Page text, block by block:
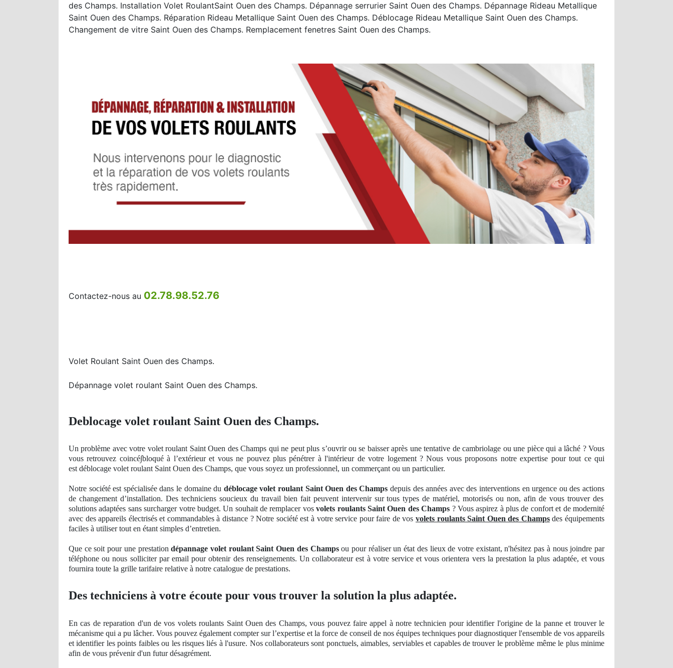
des Champs. Installation Volet RoulantSaint Ouen des Champs. Dépannage serrurier Saint Ouen des Champs. Dépannage Rideau Metallique
Saint Ouen des Champs. Réparation Rideau Metallique Saint Ouen des Champs. Déblocage Rideau Metallique Saint Ouen des Champs.
Changement de vitre Saint Ouen des Champs. Remplacement fenetres Saint Ouen des Champs.
Contactez-nous au 02.78.98.52.76
Volet Roulant Saint Ouen des Champs.
Dépannage volet roulant Saint Ouen des Champs.
Deblocage volet roulant Saint Ouen des Champs.
Unproblème avec votre volet roulant Saint Ouen des Champs qui ne peut plus s’ouvrirou se baisser après une tentative de cambriolage ou une pièce qui a lâché ? Vous
vous retrouvez coincé∫bloqué à l’extérieur et vous ne pouvez plus pénétrer àl'intérieur de votre logement ? Nous vous proposons notreexpertise pour tout ce qui
est déblocage volet roulant Saint Ouen des Champs, que vous soyez un professionnel, un commerçant ou un particulier.
Notre société est spécialisée dans le domaine du déblocage volet roulant Saint Ouen des Champs depuis des années avec des interventions en urgence ou des actions
de changement d’installation. Des techniciens soucieux du travail bien fait peuvent intervenir sur tous types de matériel, motorisés ou non, afin de vous trouver des
solutions adaptées sans surcharger votre budget. Un souhait de remplacer vosvolets roulants Saint Ouen des Champs ? Vous aspirez à plus de confort et de modernité
avec des appareils électrisés et commandables à distance ? Notre société est à votre service pour faire de vos volets roulants Saint Ouen des Champsdes équipements
faciles à utiliser tout en étant simples d’entretien.
Que ce soit pour une prestationdépannage volet roulant Saint Ouen des Champsou pour réaliserunétat des lieux de votre existant, n'hésitez pas à nous joindre par
téléphone ou nous solliciter par email pour obtenir des renseignements. Uncollaborateur est à votre service et vous orientera vers la prestation la plus adaptée, et vous
fournira toute la grille tarifaire relative à notre catalogue de prestations.
Des techniciens à votre écoute pour vous trouver la solution la plus adaptée.
En cas de reparation d'un de vos volets roulants Saint Ouen des Champs, vous pouvez faire appel à notre technicien pour identifier l'origine de la panne et trouver le
mécanisme qui a pu lâcher. Vous pouvez également compter sur l’expertise et la force de conseil de nos équipes techniques pour diagnostiquer l'ensemble de vos appareils
et identifier les points faibles ou les risques liés à l'usure. Nos collaborateurs sont ponctuels, aimables, serviables et capables de trouver le problème même le plus minime
afin de vous prévenir d'un futur désagrément.